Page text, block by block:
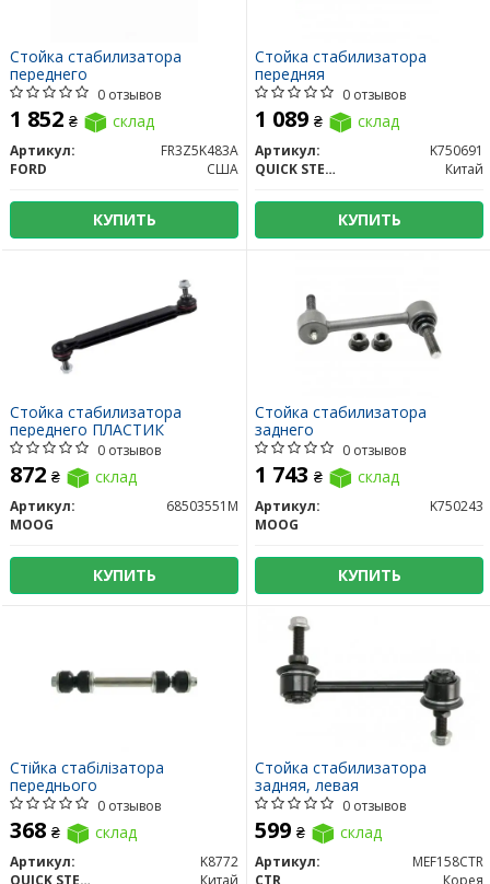
Стойка стабилизатора
переднего
0 отзывов
1 852 ₴ склад
Артикул:
FR3Z5K483A
FORD
США
КУПИТЬ
Стойка стабилизатора
передняя
0 отзывов
1 089 ₴ склад
Артикул:
K750691
QUICK STEER
Китай
КУПИТЬ
Стойка стабилизатора
переднего ПЛАСТИК
0 отзывов
872 ₴ склад
Артикул:
68503551M
MOOG
КУПИТЬ
Стойка стабилизатора
заднего
0 отзывов
1 743 ₴ склад
Артикул:
K750243
MOOG
КУПИТЬ
Стійка стабілізатора
переднього
0 отзывов
368 ₴ склад
Артикул:
K8772
Стойка стабилизатора
задняя, ​​левая
0 отзывов
599 ₴ склад
Артикул:
MEF158CTR